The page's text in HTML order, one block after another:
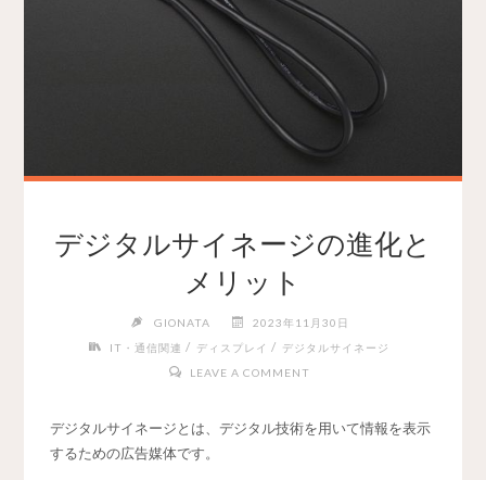
デジタルサイネージの進化と
メリット
GIONATA
2023年11月30日
IT・通信関連 / ディスプレイ / デジタルサイネージ
LEAVE A COMMENT
デジタルサイネージとは、デジタル技術を用いて情報を表示
するための広告媒体です。